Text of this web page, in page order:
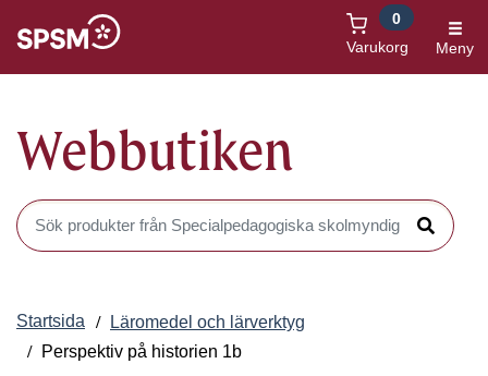
Varukorg
0
Meny
Webbutiken
Sök produkter i Webbutiken
Sök
Startsida
Läromedel och lärverktyg
Perspektiv på historien 1b